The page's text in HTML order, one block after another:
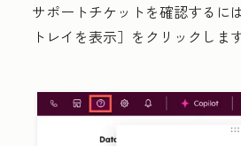
サポートチケットを確認するに
トレイを表示］ をクリックします